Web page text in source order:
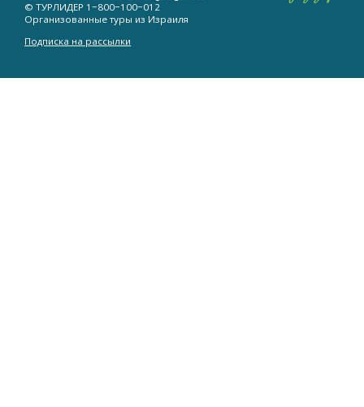
© ТУРЛИДЕР 1−800−100−012
Организованные туры из Израиля
Подписка на рассылки